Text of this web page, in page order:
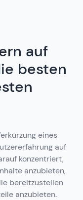
auf
besten
eines
auf
konzentriert,
anzubieten,
bereitzustellen
anzubieten.